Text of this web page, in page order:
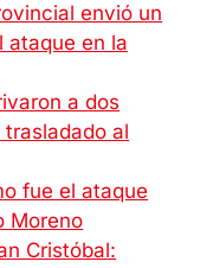
envió un
ataque en la
a dos
al
fue el ataque
Moreno
Cristóbal: